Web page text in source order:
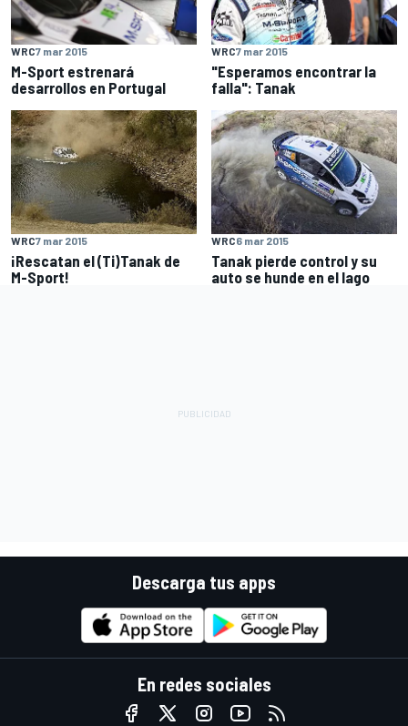
WRC7 mar 2015
M-Sport estrenará
desarrollos en Portugal
WRC7 mar 2015
"Esperamos encontrar la
falla": Tanak
WRC7 mar 2015
¡Rescatan el (Ti)Tanak de
M-Sport!
WRC6 mar 2015
Tanak pierde control y su
auto se hunde en el lago
Descarga tus apps
En redes sociales